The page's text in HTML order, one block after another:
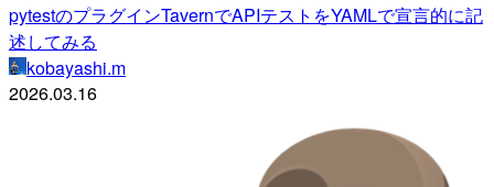
pytestのプラグインTavernでAPIテストをYAMLで宣言的に記
述してみる
kobayashi.m
2026.03.16